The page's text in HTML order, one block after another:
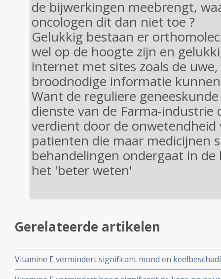
de bijwerkingen meebrengt,
oncologen dit dan niet toe ?
Gelukkig bestaan er
wel op de hoogte zijn en
internet met sites zoals de
broodnodige informatie
Want de reguliere
dienste van de Farma-industrie
verdient door de onwetendheid
patienten die maar medicijnen
behandelingen ondergaat in
het 'beter weten'
Gerelateerde artikelen
Vitamine E vermindert significant mond en
chemo bij zowel kinderen als volwassenen.